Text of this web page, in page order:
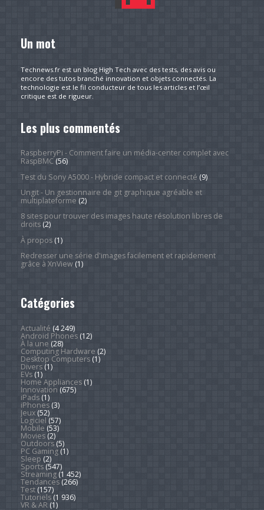
Un mot
Technews.fr est un blog High Tech avec des tests, des avis ou
encore des tutos branché innovation et objets connectés. La
technologie est le fil conducteur de tous les articles et l’œil
critique est de rigueur.
Les plus commentés
RaspberryPi - Comment faire un média-center complet avec
RaspBMC(56)
Test du Sony A5000 - Hybride compact et connecté (9)
Ungit - Un gestionnaire de git graphique agréable et
multiplateforme (2)
8 sites pour trouver des images haute résolution libres de
droits(2)
À propos(1)
Redresser une série d'images facilement et rapidement
grâce à XnView(1)
Catégories
Actualité (4 249)
Android Phones(12)
À la une (28)
Computing Hardware (2)
Desktop Computers(1)
Divers(1)
EVs(1)
Home Appliances(1)
Innovation (675)
iPads(1)
iPhones(3)
Jeux(52)
Logiciel (57)
Mobile (53)
Movies(2)
Outdoors(5)
PC Gaming(1)
Sleep (2)
Sports(547)
Streaming(1 452)
Tendances(266)
Test(157)
Tutoriels(1 936)
VR & AR(1)